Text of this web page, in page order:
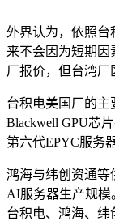
外界认为，依照台
来不会因为短期
厂报价，但台湾厂
台积电美国厂的主
Blackwell GPU芯
第六代EPYC服务
鸿海与纬创资通等
AI服务器生产规模
台积电、鸿海、纬